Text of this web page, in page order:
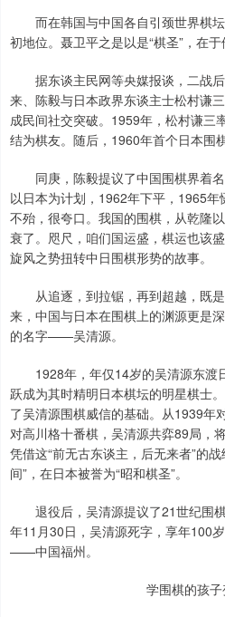
而在韩国与中国各自引颈世界棋坛
初地位。聂卫平之是以是“棋圣”，在
据东谈主民网等央媒报谈，二战后
来、陈毅与日本政界东谈主士松村谦
成民间社交突破。1959年，松村谦三
结为棋友。随后，1960年首个日本围
同庚，陈毅提议了中国围棋界着名
以日本为计划，1962年下平，1965
不殆，很夸口。我国的围棋，从乾隆
衰了。咫尺，咱们国运盛，棋运也该
旋风之势扭转中日围棋形势的故事。
从追逐，到拉锯，再到超越，既是
来，中国与日本在围棋上的渊源更是
的名字——吴清源。
1928年，年仅14岁的吴清源东渡
跃成为其时精明日本棋坛的明星棋士
了吴清源围棋威信的基础。从1939年
对高川格十番棋，吴清源共弈89局，
凭借这“前无古东谈主，后无来者”的
间”，在日本被誉为“昭和棋圣”。
退役后，吴清源提议了21世纪围棋
年11月30日，吴清源死字，享年100
——中国福州。
学围棋的孩子